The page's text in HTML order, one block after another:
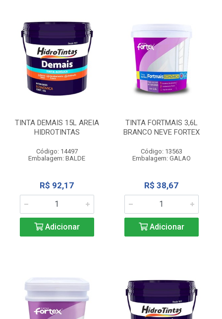
TINTA DEMAIS 15L AREIA
HIDROTINTAS
Código: 14497
Embalagem: BALDE
R$ 92,17
Adicionar
TINTA FORTMAIS 3,6L
BRANCO NEVE FORTEX
Código: 13563
Embalagem: GALAO
R$ 38,67
Adicionar